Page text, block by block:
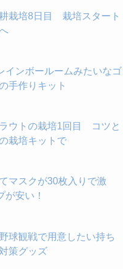
栽培8日目 栽培スタート
インボールームみたいなゴ
手作りキット
ウトの栽培1回目 コツと
栽培キットで
マスクが30枚入りで激
安い！
球観戦で用意したい持ち
策グッズ